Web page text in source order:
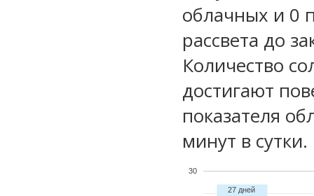
облачных и 0
рассвета до
Количество
достигают
показателя
минут в сутки.
30
27 дней